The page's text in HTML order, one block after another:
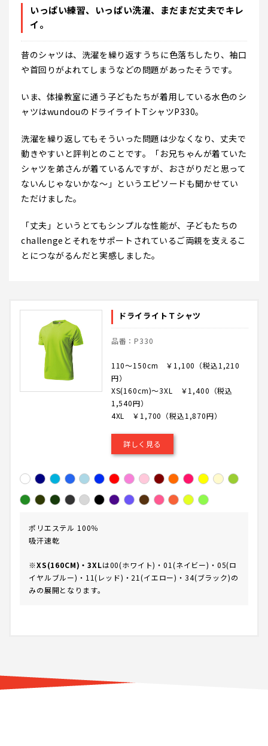
いっぱい練習、いっぱい洗濯、まだまだ丈夫でキレ
イ。
昔のシャツは、洗濯を繰り返すうちに色落ちしたり、袖口
や首回りがよれてしまうなどの問題があったそうです。
いま、体操教室に通う子どもたちが着用している水色のシ
ャツはwundouのドライライトTシャツP330。
洗濯を繰り返してもそういった問題は少なくなり、丈夫で
動きやすいと評判とのことです。「お兄ちゃんが着ていた
シャツを弟さんが着ているんですが、おさがりだと思って
ないんじゃないかな～」というエピソードも聞かせてい
ただけました。
「丈夫」というとてもシンプルな性能が、子どもたちの
challengeとそれをサポートされているご両親を支えるこ
とにつながるんだと実感しました。
ドライライトＴシャツ
品番：P330
110～150cm ￥1,100（税込1,210
円）
XS(160cm)～3XL ￥1,400（税込
1,540円）
4XL ￥1,700（税込1,870円）
詳しく見る
ポリエステル 100％
吸汗速乾
※XS(160CM)・3XLは00(ホワイト)・01(ネイビー)・05(ロ
イヤルブルー)・11(レッド)・21(イエロー)・34(ブラック)の
みの展開となります。